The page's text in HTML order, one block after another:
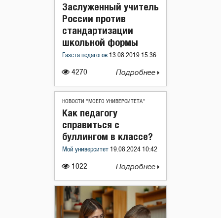
4270
Заслуженный учитель
России против
стандартизации
школьной формы
Газета педагогов 13.08.2019 15:36
Подробнее
НОВОСТИ "МОЕГО УНИВЕРСИТЕТА"
1022
Как педагогу
справиться с
буллингом в классе?
Мой университет 19.08.2024 10:42
Подробнее